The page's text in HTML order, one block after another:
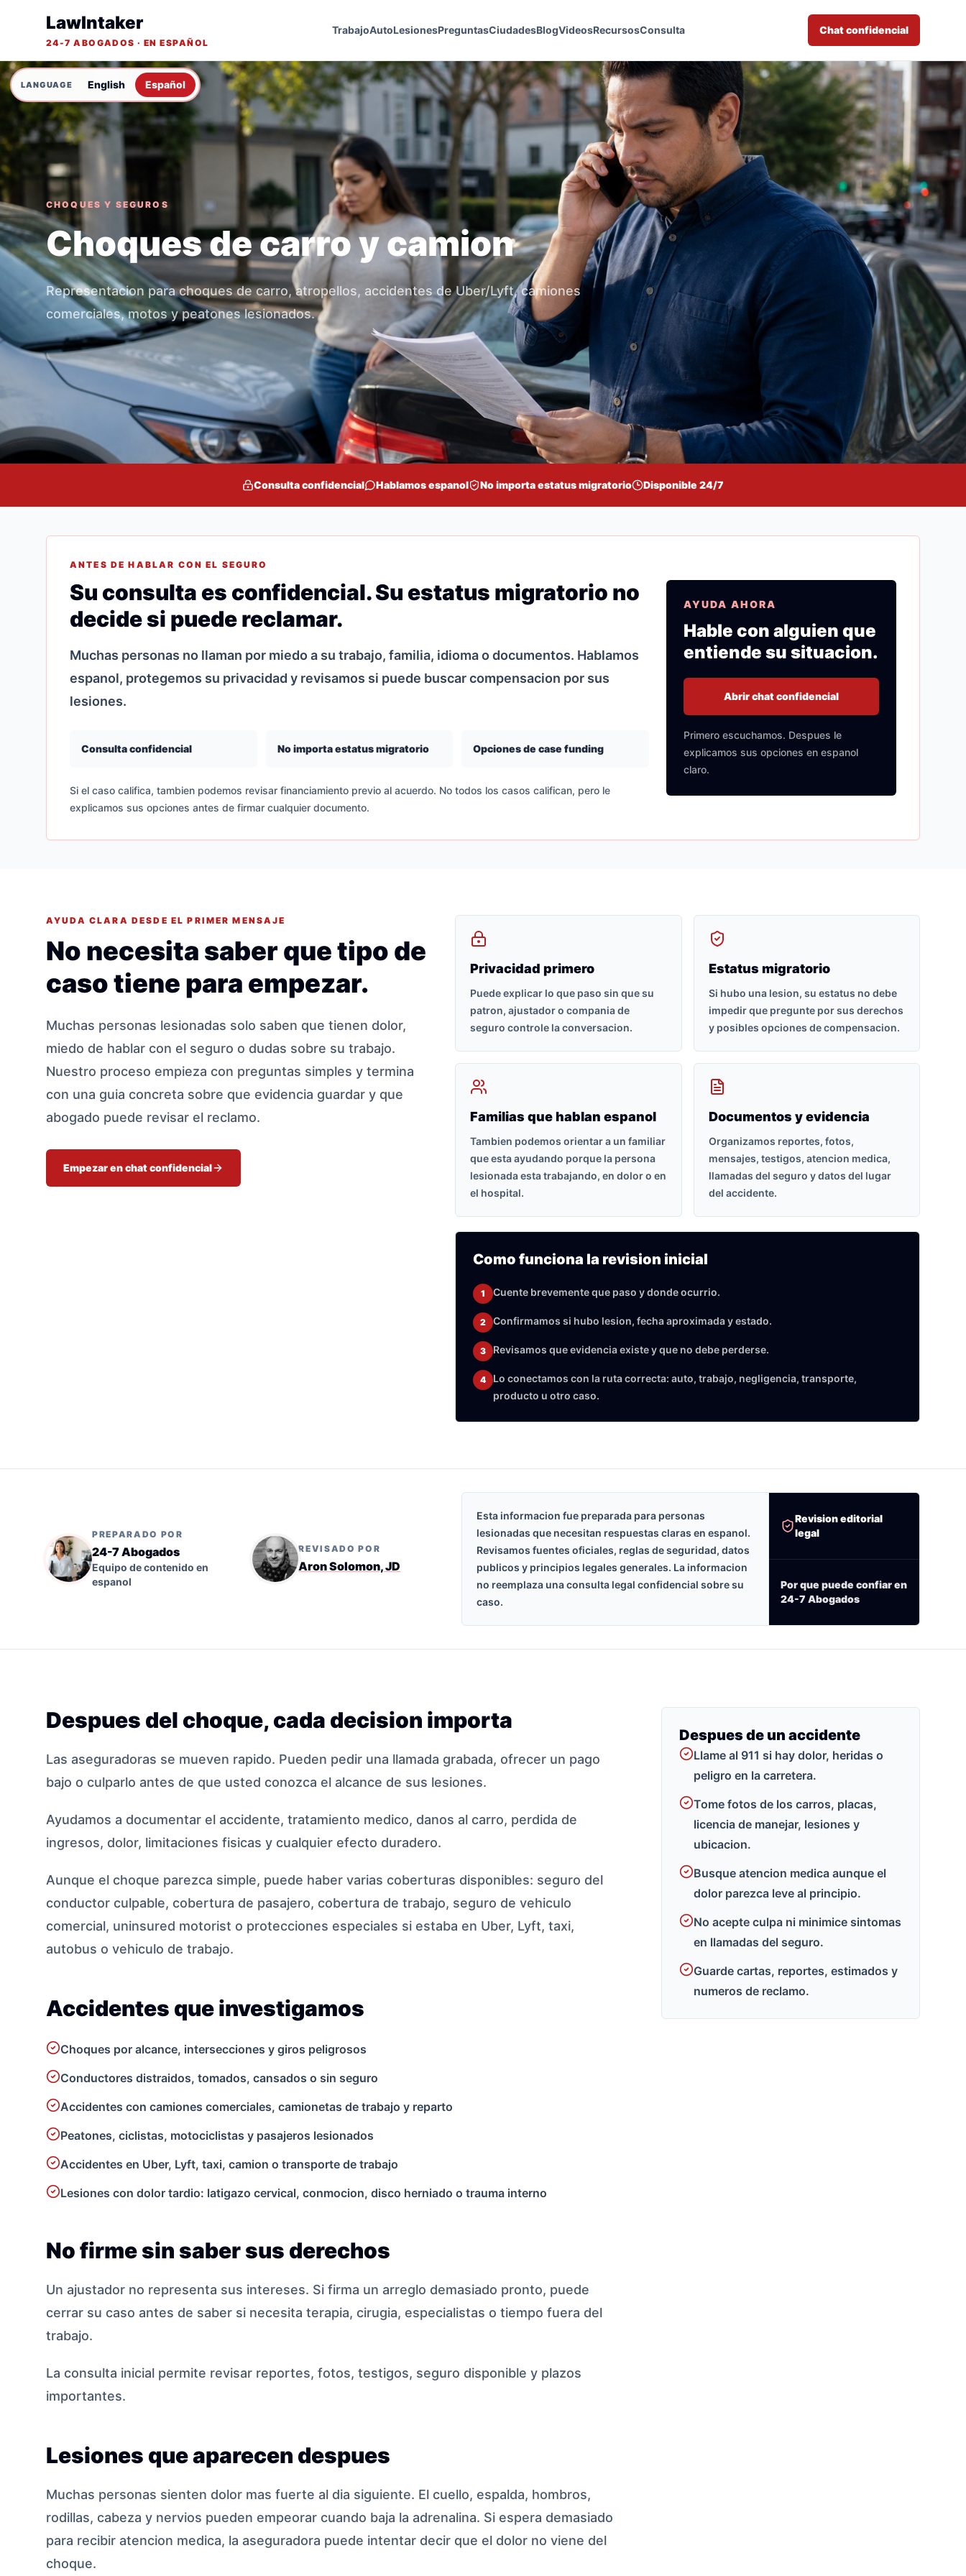
English Español
LawIntaker
24-7 ABOGADOS · EN ESPAÑOL
TrabajoAutoLesionesPreguntasCiudadesBlogVideosRecursosConsulta Chat confidencial
CHOQUES Y SEGUROS
Choques de carro y camion
Representacion para choques de carro, atropellos, accidentes de Uber/Lyft, camiones
comerciales, motos y peatones lesionados.
Consulta confidencial Hablamos espanol No importa estatus migratorio Disponible 24/7
ANTES DE HABLAR CON EL SEGURO
Su consulta es confidencial. Su estatus migratorio no
decide si puede reclamar.
Muchas personas no llaman por miedo a su trabajo, familia, idioma o documentos. Hablamos
espanol, protegemos su privacidad y revisamos si puede buscar compensacion por sus
lesiones.
Consulta confidencial No importa estatus migratorio Opciones de case funding
Si el caso califica, tambien podemos revisar financiamiento previo al acuerdo. No todos los casos califican, pero le
explicamos sus opciones antes de firmar cualquier documento.
AYUDA AHORA
Hable con alguien que
entiende su situacion.
Abrir chat confidencial
Primero escuchamos. Despues le
explicamos sus opciones en espanol
claro.
AYUDA CLARA DESDE EL PRIMER MENSAJE
No necesita saber que tipo de
caso tiene para empezar.
Muchas personas lesionadas solo saben que tienen dolor,
miedo de hablar con el seguro o dudas sobre su trabajo.
Nuestro proceso empieza con preguntas simples y termina
con una guia concreta sobre que evidencia guardar y que
abogado puede revisar el reclamo.
Empezar en chat confidencial
Privacidad primero
Puede explicar lo que paso sin que su
patron, ajustador o compania de
seguro controle la conversacion.
Estatus migratorio
Si hubo una lesion, su estatus no debe
impedir que pregunte por sus derechos
y posibles opciones de compensacion.
Familias que hablan espanol
Tambien podemos orientar a un familiar
que esta ayudando porque la persona
lesionada esta trabajando, en dolor o en
el hospital.
Documentos y evidencia
Organizamos reportes, fotos,
mensajes, testigos, atencion medica,
llamadas del seguro y datos del lugar
del accidente.
Como funciona la revision inicial
1 Cuente brevemente que paso y donde ocurrio.
2 Confirmamos si hubo lesion, fecha aproximada y estado.
3 Revisamos que evidencia existe y que no debe perderse.
4
Lo conectamos con la ruta correcta: auto, trabajo, negligencia, transporte,
producto u otro caso.
PREPARADO POR
24-7 Abogados
Equipo de contenido en
espanol
REVISADO POR
Aron Solomon, JD
Esta informacion fue preparada para personas
lesionadas que necesitan respuestas claras en espanol.
Revisamos fuentes oficiales, reglas de seguridad, datos
publicos y principios legales generales. La informacion
no reemplaza una consulta legal confidencial sobre su
caso.
Revision editorial
legal
Por que puede confiar en
24-7 Abogados
Despues del choque, cada decision importa
Las aseguradoras se mueven rapido. Pueden pedir una llamada grabada, ofrecer un pago
bajo o culparlo antes de que usted conozca el alcance de sus lesiones.
Ayudamos a documentar el accidente, tratamiento medico, danos al carro, perdida de
ingresos, dolor, limitaciones fisicas y cualquier efecto duradero.
Aunque el choque parezca simple, puede haber varias coberturas disponibles: seguro del
conductor culpable, cobertura de pasajero, cobertura de trabajo, seguro de vehiculo
comercial, uninsured motorist o protecciones especiales si estaba en Uber, Lyft, taxi,
autobus o vehiculo de trabajo.
Accidentes que investigamos
Choques por alcance, intersecciones y giros peligrosos
Conductores distraidos, tomados, cansados o sin seguro
Accidentes con camiones comerciales, camionetas de trabajo y reparto
Peatones, ciclistas, motociclistas y pasajeros lesionados
Accidentes en Uber, Lyft, taxi, camion o transporte de trabajo
Lesiones con dolor tardio: latigazo cervical, conmocion, disco herniado o trauma interno
No firme sin saber sus derechos
Un ajustador no representa sus intereses. Si firma un arreglo demasiado pronto, puede
cerrar su caso antes de saber si necesita terapia, cirugia, especialistas o tiempo fuera del
trabajo.
La consulta inicial permite revisar reportes, fotos, testigos, seguro disponible y plazos
importantes.
Lesiones que aparecen despues
Muchas personas sienten dolor mas fuerte al dia siguiente. El cuello, espalda, hombros,
rodillas, cabeza y nervios pueden empeorar cuando baja la adrenalina. Si espera demasiado
para recibir atencion medica, la aseguradora puede intentar decir que el dolor no viene del
choque.
Despues de un accidente
Llame al 911 si hay dolor, heridas o
peligro en la carretera.
Tome fotos de los carros, placas,
licencia de manejar, lesiones y
ubicacion.
Busque atencion medica aunque el
dolor parezca leve al principio.
No acepte culpa ni minimice sintomas
en llamadas del seguro.
Guarde cartas, reportes, estimados y
numeros de reclamo.